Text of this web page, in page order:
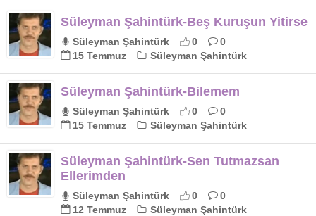
Süleyman Şahintürk-Beş Kuruşun Yitirse
Süleyman Şahintürk 0
0
15 Temmuz
Süleyman Şahintürk
Süleyman Şahintürk-Bilemem
Süleyman Şahintürk 0
0
15 Temmuz
Süleyman Şahintürk
Süleyman Şahintürk-Sen Tutmazsan
Ellerimden
Süleyman Şahintürk 0
0
12 Temmuz
Süleyman Şahintürk